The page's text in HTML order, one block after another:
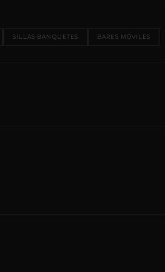
SILLAS BANQUETES BARES MÓVILES